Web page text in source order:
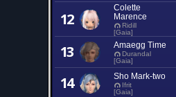
12
Colette
Marence
Ridill
[Gaia]
13 Amaegg Time
Durandal
[Gaia]
14 Sho Mark-two
Ifrit
[Gaia]